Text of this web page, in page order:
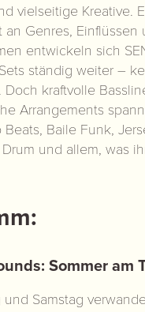
vielseitige Kreative.
an Genres, Einflüssen
entwickeln sich
ständig weiter –
Doch kraftvolle
Arrangements
Baile Funk,
und allem, was
Sommer am
Samstag